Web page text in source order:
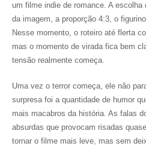
um filme indie de romance. A
da imagem, a proporção 4:3, o
Nesse momento, o roteiro até flerta
mas o momento de virada fica bem
tensão realmente começa.
Uma vez o terror começa, ele não
surpresa foi a quantidade de humor
mais macabros da história. As falas
absurdas que provocam risadas
tornar o filme mais leve, mas sem